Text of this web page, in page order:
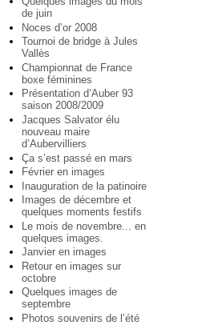
de juin
Noces d’or 2008
Tournoi de bridge à Jules
Vallès
Championnat de France
boxe féminines
Présentation d’Auber 93
saison 2008/2009
Jacques Salvator élu
nouveau maire
d’Aubervilliers
Ça s’est passé en mars
Février en images
Inauguration de la patinoire
Images de décembre et
quelques moments festifs
Le mois de novembre... en
quelques images.
Janvier en images
Retour en images sur
octobre
Quelques images de
septembre
Photos souvenirs de l’été